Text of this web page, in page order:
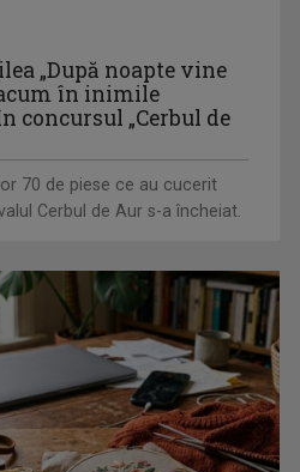
Vigu, pus să rezolve
„După noapte vine
în inimile
concursul „Cerbul de
70 de piese ce au cucerit
Cerbul de Aur s-a încheiat.